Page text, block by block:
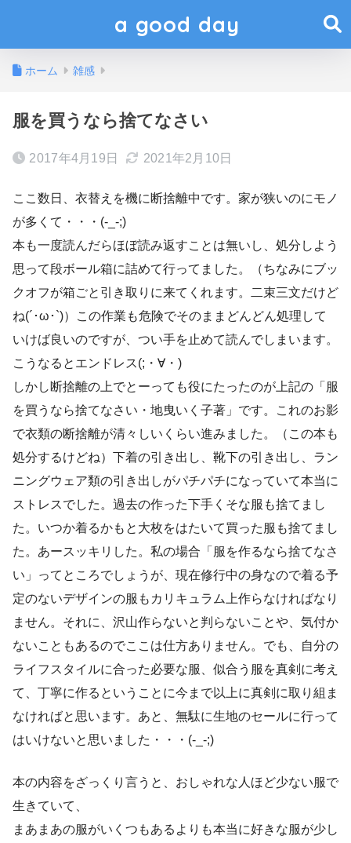
a good day
ホーム 雑感
服を買うなら捨てなさい
2017年4月19日 2021年2月10日
ここ数日、衣替えを機に断捨離中です。家が狭いのにモノ
が多くて・・・(-_-;)
本も一度読んだらほぼ読み返すことは無いし、処分しよう
思って段ボール箱に詰めて行ってました。（ちなみにブッ
クオフが箱ごと引き取りに来てくれます。二束三文だけど
ね(´･ω･`)）この作業も危険でそのままどんどん処理して
いけば良いのですが、つい手を止めて読んでしまいます。
こうなるとエンドレス(;・∀・)
しかし断捨離の上でとーっても役にたったのが上記の「服
を買うなら捨てなさい・地曳いく子著」です。これのお影
で衣類の断捨離が清々しいくらい進みました。（この本も
処分するけどね）下着の引き出し、靴下の引き出し、ラン
ニングウェア類の引き出しがパチパチになっていて本当に
ストレスでした。過去の作った下手くそな服も捨てまし
た。いつか着るかもと大枚をはたいて買った服も捨てまし
た。あースッキリした。私の場合「服を作るなら捨てなさ
い」ってところでしょうが、現在修行中の身なので着る予
定のないデザインの服もカリキュラム上作らなければなり
ません。それに、沢山作らないと判らないことや、気付か
ないこともあるのでここは仕方ありません。でも、自分の
ライフスタイルに合った必要な服、似合う服を真剣に考え
て、丁寧に作るということに今まで以上に真剣に取り組ま
なければと思います。あと、無駄に生地のセールに行って
はいけないと思いました・・・(-_-;)
本の内容をざっくり言うと、おしゃれな人ほど少ない服で
生きていて、
まあまあの服がいくつもあるよりも本当に好きな服が少し